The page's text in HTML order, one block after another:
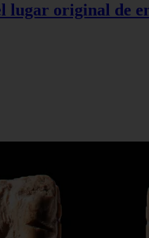
original de